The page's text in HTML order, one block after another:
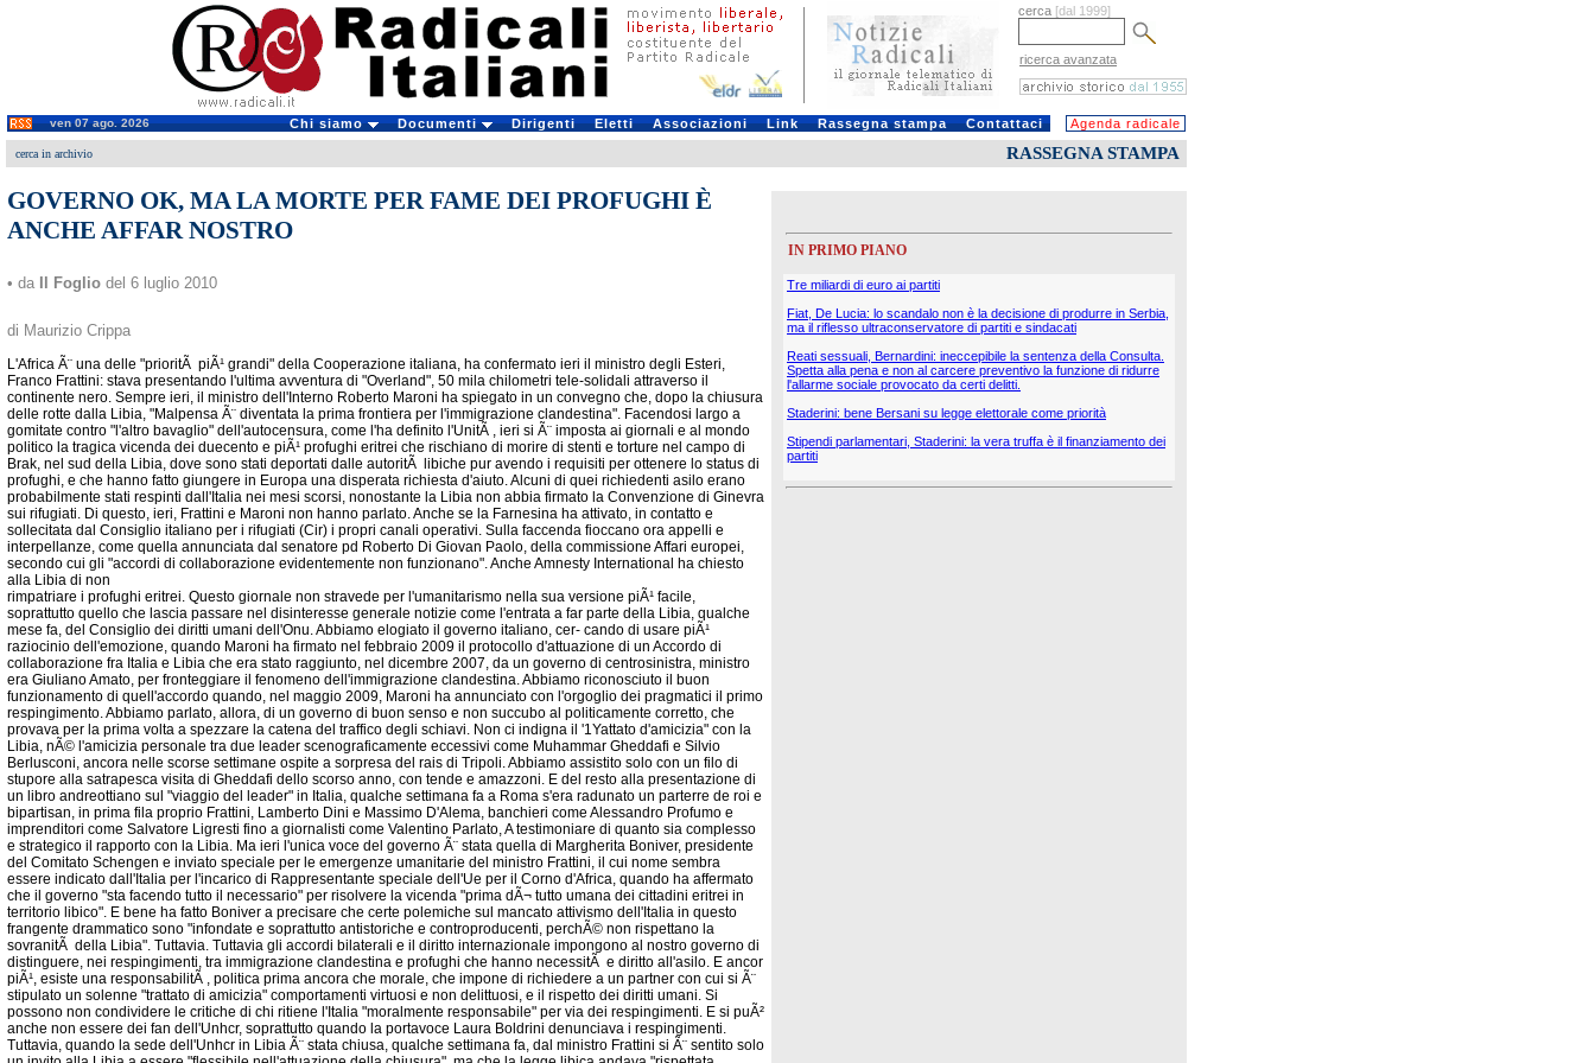
cerca [dal 1999]
ricerca avanzata
ven 07 ago. 2026 Chi siamo Documenti Dirigenti Eletti Associazioni Link Rassegna stampa Contattaci Agenda radicale
cerca in archivio RASSEGNA STAMPA
GOVERNO OK, MA LA MORTE PER FAME DEI PROFUGHI È
ANCHE AFFAR NOSTRO
• da Il Foglio del 6 luglio 2010
di Maurizio Crippa
L'Africa Ã¨ una delle "prioritÃ piÃ¹ grandi" della Cooperazione italiana, ha confermato ieri il ministro degli Esteri,
Franco Frattini: stava presentando l'ultima avventura di "Overland", 50 mila chilometri tele-solidali attraverso il
continente nero. Sempre ieri, il ministro dell'Interno Roberto Maroni ha spiegato in un convegno che, dopo la chiusura
delle rotte dalla Libia, "Malpensa Ã¨ diventata la prima frontiera per l'immigrazione clandestina". Facendosi largo a
gomitate contro "l'altro bavaglio" dell'autocensura, come l'ha definito l'UnitÃ , ieri si Ã¨ imposta ai giornali e al mondo
politico la tragica vicenda dei duecento e piÃ¹ profughi eritrei che rischiano di morire di stenti e torture nel campo di
Brak, nel sud della Libia, dove sono stati deportati dalle autoritÃ libiche pur avendo i requisiti per ottenere lo status di
profughi, e che hanno fatto giungere in Europa una disperata richiesta d'aiuto. Alcuni di quei richiedenti asilo erano
probabilmente stati respinti dall'Italia nei mesi scorsi, nonostante la Libia non abbia firmato la Convenzione di Ginevra
sui rifugiati. Di questo, ieri, Frattini e Maroni non hanno parlato. Anche se la Farnesina ha attivato, in contatto e
sollecitata dal Consiglio italiano per i rifugiati (Cir) i propri canali operativi. Sulla faccenda fioccano ora appelli e
interpellanze, come quella annunciata dal senatore pd Roberto Di Giovan Paolo, della commissione Affari europei,
secondo cui gli "accordi di collaborazione evidentemente non funzionano". Anche Amnesty International ha chiesto
alla Libia di non
rimpatriare i profughi eritrei. Questo giornale non stravede per l'umanitarismo nella sua versione piÃ¹ facile,
soprattutto quello che lascia passare nel disinteresse generale notizie come l'entrata a far parte della Libia, qualche
mese fa, del Consiglio dei diritti umani dell'Onu. Abbiamo elogiato il governo italiano, cer- cando di usare piÃ¹
raziocinio dell'emozione, quando Maroni ha firmato nel febbraio 2009 il protocollo d'attuazione di un Accordo di
collaborazione fra Italia e Libia che era stato raggiunto, nel dicembre 2007, da un governo di centrosinistra, ministro
era Giuliano Amato, per fronteggiare il fenomeno dell'immigrazione clandestina. Abbiamo riconosciuto il buon
funzionamento di quell'accordo quando, nel maggio 2009, Maroni ha annunciato con l'orgoglio dei pragmatici il primo
respingimento. Abbiamo parlato, allora, di un governo di buon senso e non succubo al politicamente corretto, che
provava per la prima volta a spezzare la catena del traffico degli schiavi. Non ci indigna il '1Yattato d'amicizia" con la
Libia, nÃ© l'amicizia personale tra due leader scenograficamente eccessivi come Muhammar Gheddafi e Silvio
Berlusconi, ancora nelle scorse settimane ospite a sorpresa del rais di Tripoli. Abbiamo assistito solo con un filo di
stupore alla satrapesca visita di Gheddafi dello scorso anno, con tende e amazzoni. E del resto alla presentazione di
un libro andreottiano sul "viaggio del leader" in Italia, qualche settimana fa a Roma s'era radunato un parterre de roi e
bipartisan, in prima fila proprio Frattini, Lamberto Dini e Massimo D'Alema, banchieri come Alessandro Profumo e
imprenditori come Salvatore Ligresti fino a giornalisti come Valentino Parlato, A testimoniare di quanto sia complesso
e strategico il rapporto con la Libia. Ma ieri l'unica voce del governo Ã¨ stata quella di Margherita Boniver, presidente
del Comitato Schengen e inviato speciale per le emergenze umanitarie del ministro Frattini, il cui nome sembra
essere indicato dall'Italia per l'incarico di Rappresentante speciale dell'Ue per il Corno d'Africa, quando ha affermato
che il governo "sta facendo tutto il necessario" per risolvere la vicenda "prima dÃ¬ tutto umana dei cittadini eritrei in
territorio libico". E bene ha fatto Boniver a precisare che certe polemiche sul mancato attivismo dell'Italia in questo
frangente drammatico sono "infondate e soprattutto antistoriche e controproducenti, perchÃ© non rispettano la
sovranitÃ della Libia". Tuttavia. Tuttavia gli accordi bilaterali e il diritto internazionale impongono al nostro governo di
distinguere, nei respingimenti, tra immigrazione clandestina e profughi che hanno necessitÃ e diritto all'asilo. E ancor
piÃ¹, esiste una responsabilitÃ , politica prima ancora che morale, che impone di richiedere a un partner con cui si Ã¨
stipulato un solenne "trattato di amicizia" comportamenti virtuosi e non delittuosi, e il rispetto dei diritti umani. Si
possono non condividere le critiche di chi ritiene l'Italia "moralmente responsabile" per via dei respingimenti. E si puÃ²
anche non essere dei fan dell'Unhcr, soprattutto quando la portavoce Laura Boldrini denunciava i respingimenti.
Tuttavia, quando la sede dell'Unhcr in Libia Ã¨ stata chiusa, qualche settimana fa, dal ministro Frattini si Ã¨ sentito solo
IN PRIMO PIANO
Tre miliardi di euro ai partiti
Fiat, De Lucia: lo scandalo non è la decisione di produrre in Serbia,
ma il riflesso ultraconservatore di partiti e sindacati
Reati sessuali, Bernardini: ineccepibile la sentenza della Consulta.
Spetta alla pena e non al carcere preventivo la funzione di ridurre
l'allarme sociale provocato da certi delitti.
Staderini: bene Bersani su legge elettorale come priorità
Stipendi parlamentari, Staderini: la vera truffa è il finanziamento dei
partiti